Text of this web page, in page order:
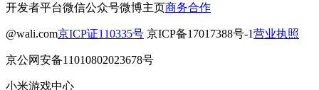
开发者平台微信公众号微博主页商务合作
@wali.com京ICP证110335号 京ICP备17017388号-1营业执照
京公网安备11010802023678号
小米游戏中心